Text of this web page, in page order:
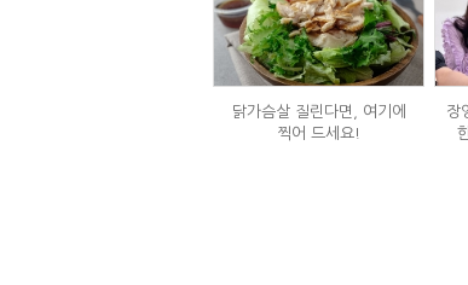
닭가슴살 질린다면, 여기에
찍어 드세요!
장